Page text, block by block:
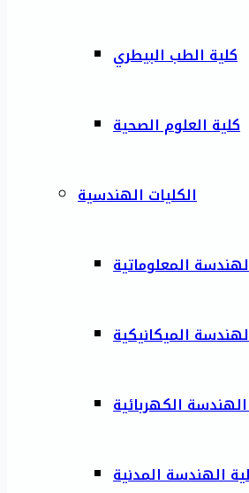
كلية الطب البيطري
كلية العلوم الصحية
الكليات الهندسية
المعلوماتية
الميكانيكية
الكهربائية
الهندسة المدنية